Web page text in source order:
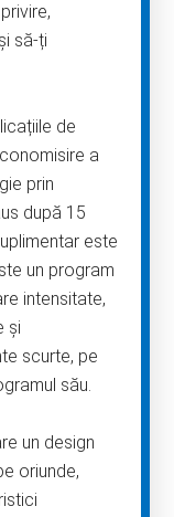
să-ți
de
a
prin
după 15
este
un program
intensitate,
și
scurte, pe
său.
un design
oriunde,